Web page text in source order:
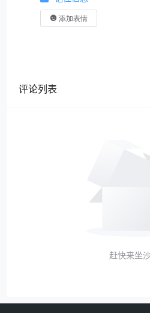
2、分包公司
———————
第二十四条规定，建设单位
第三十一条规定，工程建设
的结算。
添加表情
评论列表
赶快来坐